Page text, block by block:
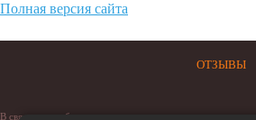
Полная версия сайта
ОТЗЫВЫ
В связи с нестабильностью отечественного рынка, цены на